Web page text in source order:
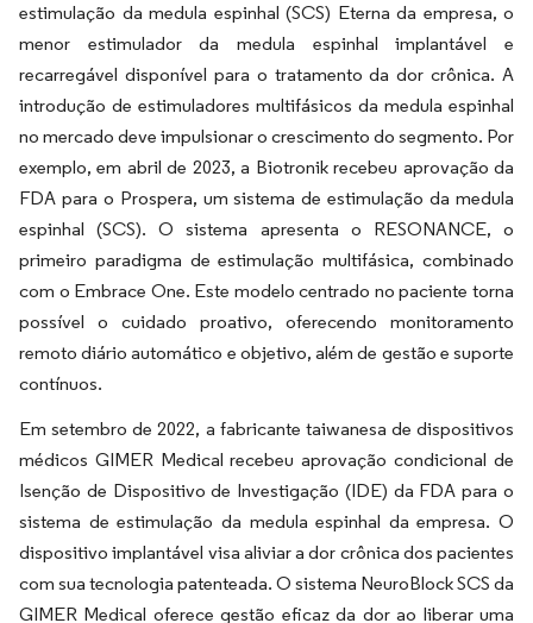
estimulação da medula espinhal (SCS) Eterna da empresa, o
menor estimulador da medula espinhal implantável e
recarregável disponível para o tratamento da dor crônica. A
introdução de estimuladores multifásicos da medula espinhal
no mercado deve impulsionar o crescimento do segmento. Por
exemplo, em abril de 2023, a Biotronik recebeu aprovação da
FDA para o Prospera, um sistema de estimulação da medula
espinhal (SCS). O sistema apresenta o RESONANCE, o
primeiro paradigma de estimulação multifásica, combinado
com o Embrace One. Este modelo centrado no paciente torna
possível o cuidado proativo, oferecendo monitoramento
remoto diário automático e objetivo, além de gestão e suporte
contínuos.
Em setembro de 2022, a fabricante taiwanesa de dispositivos
médicos GIMER Medical recebeu aprovação condicional de
Isenção de Dispositivo de Investigação (IDE) da FDA para o
sistema de estimulação da medula espinhal da empresa. O
dispositivo implantável visa aliviar a dor crônica dos pacientes
com sua tecnologia patenteada. O sistema NeuroBlock SCS da
GIMER Medical oferece gestão eficaz da dor ao liberar uma